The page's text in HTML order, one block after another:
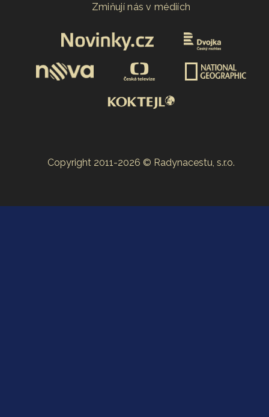
Zmiňují nás v médiích
Copyright 2011-2026 © Radynacestu, s.r.o.